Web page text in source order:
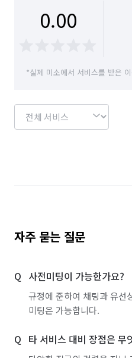
0.00
*실제 미소에서 서비스를 받은
자주 묻는 질문
사전미팅이 가능한가요?
규정에 준하여 채팅과 유선
미팅은 가능합니다.
타 서비스 대비 장점은 무